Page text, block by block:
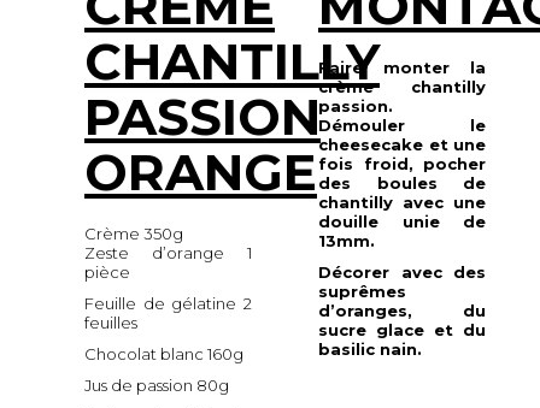
CHANTILLY
PASSION
ORANGE
Crème 350g
Zeste d’orange 1
pièce
Feuille de gélatine 2
feuilles
Chocolat blanc 160g
Jus de passion 80g
Faire monter la
crème chantilly
passion.
Démouler le
cheesecake et une
fois froid, pocher
des boules de
chantilly avec une
douille unie de
13mm.
Décorer avec des
suprêmes
d’oranges, du
sucre glace et du
basilic nain.